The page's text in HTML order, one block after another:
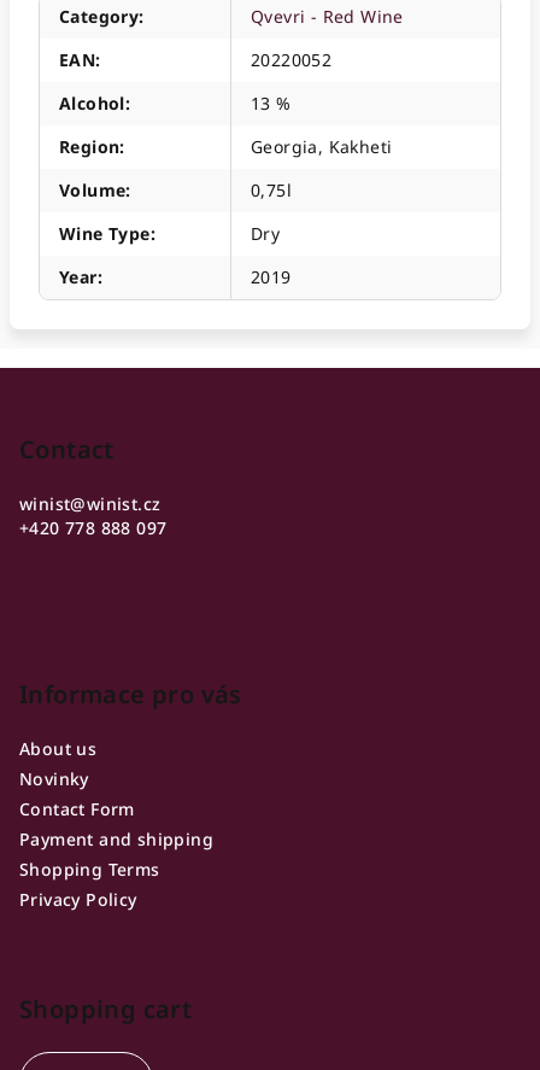
Category:
Qvevri - Red Wine
EAN:
20220052
Alcohol:
13 %
Region:
Georgia, Kakheti
Volume:
0,75l
Wine Type:
Dry
Year: 2019
Contact
winist@winist.cz
+420 778 888 097
Informace pro vás
About us
Novinky
Contact Form
Payment and shipping
Shopping Terms
Privacy Policy
Shopping cart